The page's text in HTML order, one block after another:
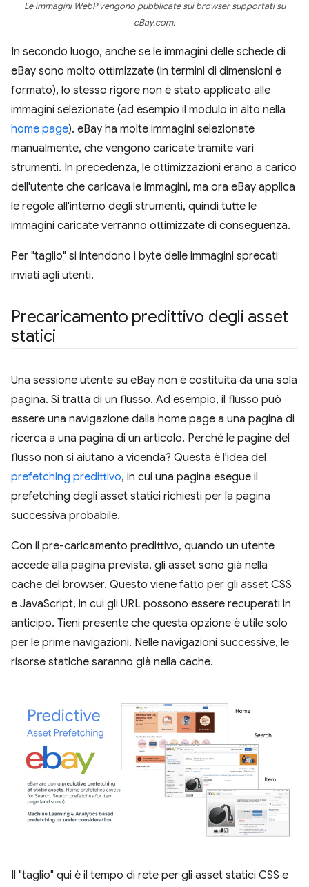
Le immagini WebP vengono pubblicate sui browser supportati su
eBay.com.
In secondo luogo, anche se le immagini delle schede di
eBay sono molto ottimizzate (in termini di dimensioni e
formato), lo stesso rigore non è stato applicato alle
immagini selezionate (ad esempio il modulo in alto nella
home page). eBay ha molte immagini selezionate
manualmente, che vengono caricate tramite vari
strumenti. In precedenza, le ottimizzazioni erano a carico
dell'utente che caricava le immagini, ma ora eBay applica
le regole all'interno degli strumenti, quindi tutte le
immagini caricate verranno ottimizzate di conseguenza.
Per "taglio" si intendono i byte delle immagini sprecati
inviati agli utenti.
Precaricamento predittivo degli asset
statici
Una sessione utente su eBay non è costituita da una sola
pagina. Si tratta di un flusso. Ad esempio, il flusso può
essere una navigazione dalla home page a una pagina di
ricerca a una pagina di un articolo. Perché le pagine del
flusso non si aiutano a vicenda? Questa è l'idea del
prefetching predittivo, in cui una pagina esegue il
prefetching degli asset statici richiesti per la pagina
successiva probabile.
Con il pre-caricamento predittivo, quando un utente
accede alla pagina prevista, gli asset sono già nella
cache del browser. Questo viene fatto per gli asset CSS
e JavaScript, in cui gli URL possono essere recuperati in
anticipo. Tieni presente che questa opzione è utile solo
per le prime navigazioni. Nelle navigazioni successive, le
risorse statiche saranno già nella cache.
Il "taglio" qui è il tempo di rete per gli asset statici CSS e